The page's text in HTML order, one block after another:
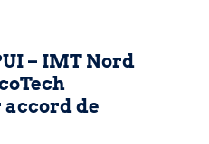
– IMT Nord
de